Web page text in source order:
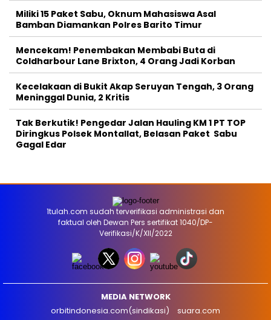
Miliki 15 Paket Sabu, Oknum Mahasiswa Asal
Bamban Diamankan Polres Barito Timur
Mencekam! Penembakan Membabi Buta di
Coldharbour Lane Brixton, 4 Orang Jadi Korban
Kecelakaan di Bukit Akap Seruyan Tengah, 3 Orang
Meninggal Dunia, 2 Kritis
Tak Berkutik! Pengedar Jalan Hauling KM 1 PT TOP
Diringkus Polsek Montallat, Belasan Paket Sabu
Gagal Edar
1tulah.com sudah terverifikasi administrasi dan
faktual oleh Dewan Pers sertifikat 1040/DP-
Verifikasi/K/XII/2022
MEDIA NETWORK
orbitindonesia.com(sindikasi)
suara.com